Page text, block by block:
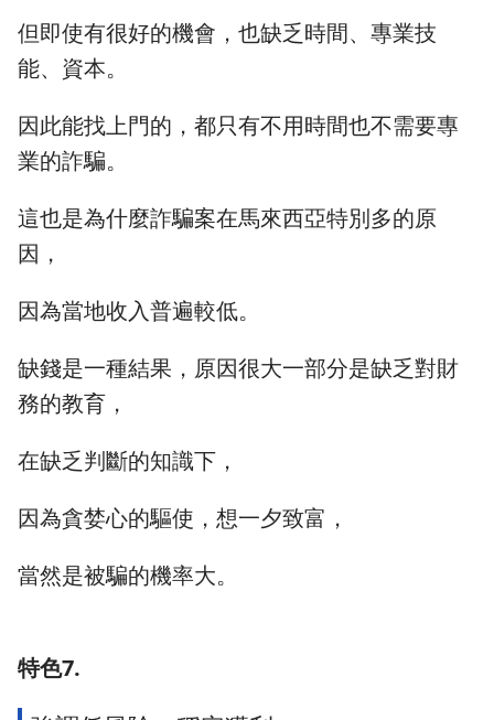
但即使有很好的機會，也缺乏時間、專業技
能、資本。
因此能找上門的，都只有不用時間也不需要專
業的詐騙。
這也是為什麼詐騙案在馬來西亞特別多的原
因，
因為當地收入普遍較低。
缺錢是一種結果，原因很大一部分是缺乏對財
務的教育，
在缺乏判斷的知識下，
因為貪婪心的驅使，想一夕致富，
當然是被騙的機率大。
特色7.